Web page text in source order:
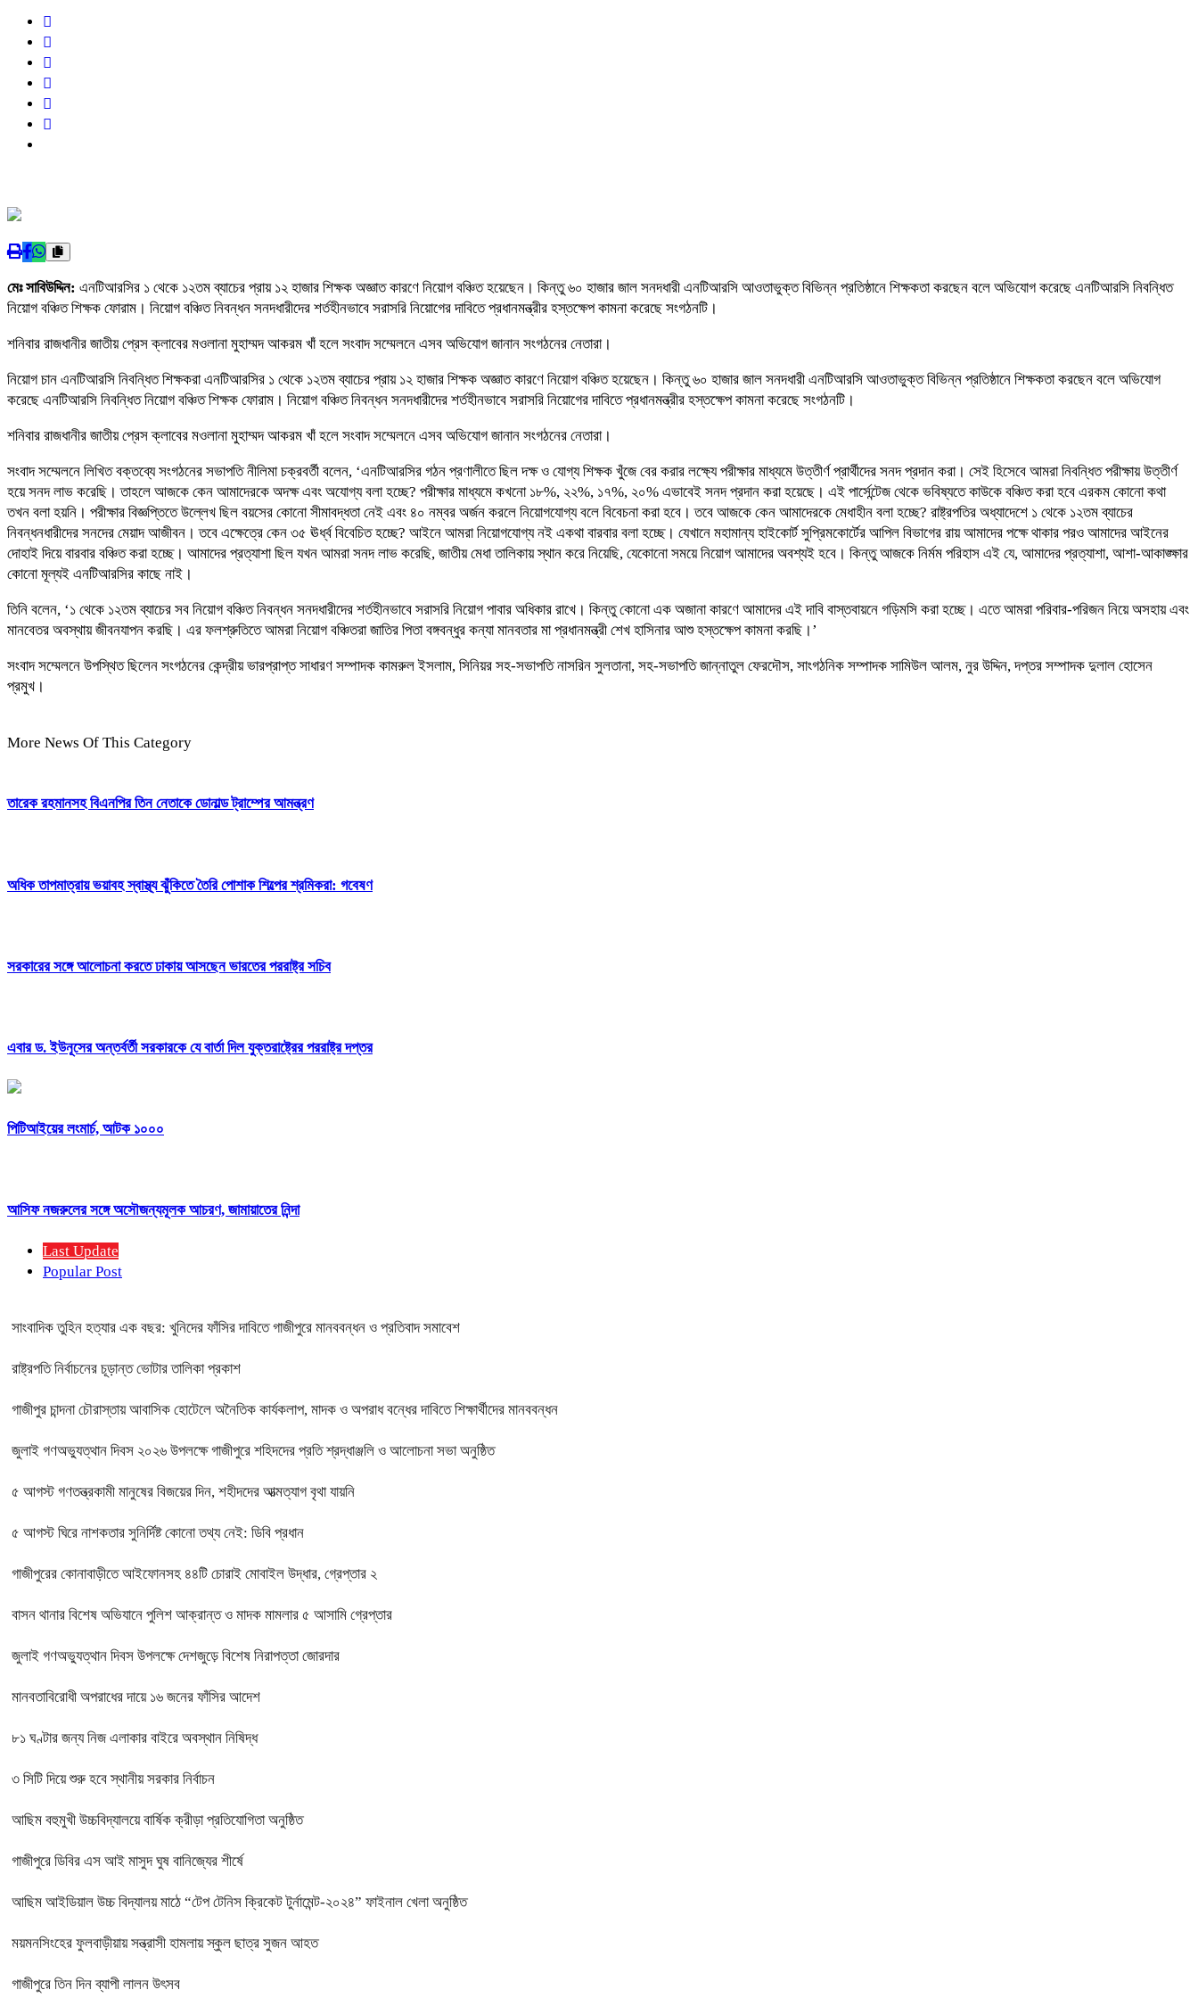
মেঃ সাবিউদ্দিন: এনটিআরসির ১ থেকে ১২তম ব্যাচের প্রায় ১২ হাজার শিক্ষক অজ্ঞাত কারণে নিয়োগ বঞ্চিত হয়েছেন। কিন্তু ৬০ হাজার জাল সনদধারী এনটিআরসি আওতাভুক্ত বিভিন্ন প্রতিষ্ঠানে শিক্ষকতা করছেন বলে অভিযোগ করেছে এনটিআরসি নিবন্ধিত
নিয়োগ বঞ্চিত শিক্ষক ফোরাম। নিয়োগ বঞ্চিত নিবন্ধন সনদধারীদের শর্তহীনভাবে সরাসরি নিয়োগের দাবিতে প্রধানমন্ত্রীর হস্তক্ষেপ কামনা করেছে সংগঠনটি।
শনিবার রাজধানীর জাতীয় প্রেস ক্লাবের মওলানা মুহাম্মদ আকরম খাঁ হলে সংবাদ সম্মেলনে এসব অভিযোগ জানান সংগঠনের নেতারা।
নিয়োগ চান এনটিআরসি নিবন্ধিত শিক্ষকরা এনটিআরসির ১ থেকে ১২তম ব্যাচের প্রায় ১২ হাজার শিক্ষক অজ্ঞাত কারণে নিয়োগ বঞ্চিত হয়েছেন। কিন্তু ৬০ হাজার জাল সনদধারী এনটিআরসি আওতাভুক্ত বিভিন্ন প্রতিষ্ঠানে শিক্ষকতা করছেন বলে অভিযোগ
করেছে এনটিআরসি নিবন্ধিত নিয়োগ বঞ্চিত শিক্ষক ফোরাম। নিয়োগ বঞ্চিত নিবন্ধন সনদধারীদের শর্তহীনভাবে সরাসরি নিয়োগের দাবিতে প্রধানমন্ত্রীর হস্তক্ষেপ কামনা করেছে সংগঠনটি।
শনিবার রাজধানীর জাতীয় প্রেস ক্লাবের মওলানা মুহাম্মদ আকরম খাঁ হলে সংবাদ সম্মেলনে এসব অভিযোগ জানান সংগঠনের নেতারা।
সংবাদ সম্মেলনে লিখিত বক্তব্যে সংগঠনের সভাপতি নীলিমা চক্রবর্তী বলেন, ‘এনটিআরসির গঠন প্রণালীতে ছিল দক্ষ ও যোগ্য শিক্ষক খুঁজে বের করার লক্ষ্যে পরীক্ষার মাধ্যমে উত্তীর্ণ প্রার্থীদের সনদ প্রদান করা। সেই হিসেবে আমরা নিবন্ধিত পরীক্ষায় উত্তীর্ণ
হয়ে সনদ লাভ করেছি। তাহলে আজকে কেন আমাদেরকে অদক্ষ এবং অযোগ্য বলা হচ্ছে? পরীক্ষার মাধ্যমে কখনো ১৮%, ২২%, ১৭%, ২০% এভাবেই সনদ প্রদান করা হয়েছে। এই পার্সেন্টেজ থেকে ভবিষ্যতে কাউকে বঞ্চিত করা হবে এরকম কোনো কথা
তখন বলা হয়নি। পরীক্ষার বিজ্ঞপ্তিতে উল্লেখ ছিল বয়সের কোনো সীমাবদ্ধতা নেই এবং ৪০ নম্বর অর্জন করলে নিয়োগযোগ্য বলে বিবেচনা করা হবে। তবে আজকে কেন আমাদেরকে মেধাহীন বলা হচ্ছে? রাষ্ট্রপতির অধ্যাদেশে ১ থেকে ১২তম ব্যাচের
নিবন্ধনধারীদের সনদের মেয়াদ আজীবন। তবে এক্ষেত্রে কেন ৩৫ ঊর্ধ্ব বিবেচিত হচ্ছে? আইনে আমরা নিয়োগযোগ্য নই একথা বারবার বলা হচ্ছে। যেখানে মহামান্য হাইকোর্ট সুপ্রিমকোর্টের আপিল বিভাগের রায় আমাদের পক্ষে থাকার পরও আমাদের আইনের
দোহাই দিয়ে বারবার বঞ্চিত করা হচ্ছে। আমাদের প্রত্যাশা ছিল যখন আমরা সনদ লাভ করেছি, জাতীয় মেধা তালিকায় স্থান করে নিয়েছি, যেকোনো সময়ে নিয়োগ আমাদের অবশ্যই হবে। কিন্তু আজকে নির্মম পরিহাস এই যে, আমাদের প্রত্যাশা, আশা-আকাঙ্ক্ষার
কোনো মূল্যই এনটিআরসির কাছে নাই।
তিনি বলেন, ‘১ থেকে ১২তম ব্যাচের সব নিয়োগ বঞ্চিত নিবন্ধন সনদধারীদের শর্তহীনভাবে সরাসরি নিয়োগ পাবার অধিকার রাখে। কিন্তু কোনো এক অজানা কারণে আমাদের এই দাবি বাস্তবায়নে গড়িমসি করা হচ্ছে। এতে আমরা পরিবার-পরিজন নিয়ে অসহায় এবং
মানবেতর অবস্থায় জীবনযাপন করছি। এর ফলশ্রুতিতে আমরা নিয়োগ বঞ্চিতরা জাতির পিতা বঙ্গবন্ধুর কন্যা মানবতার মা প্রধানমন্ত্রী শেখ হাসিনার আশু হস্তক্ষেপ কামনা করছি।’
সংবাদ সম্মেলনে উপস্থিত ছিলেন সংগঠনের কেন্দ্রীয় ভারপ্রাপ্ত সাধারণ সম্পাদক কামরুল ইসলাম, সিনিয়র সহ-সভাপতি নাসরিন সুলতানা, সহ-সভাপতি জান্নাতুল ফেরদৌস, সাংগঠনিক সম্পাদক সামিউল আলম, নুর উদ্দিন, দপ্তর সম্পাদক দুলাল হোসেন
প্রমুখ।
More News Of This Category
তারেক রহমানসহ বিএনপির তিন নেতাকে ডোনাল্ড ট্রাম্পের আমন্ত্রণ
অধিক তাপমাত্রায় ভয়াবহ স্বাস্থ্য ঝুঁকিতে তৈরি পোশাক শিল্পের শ্রমিকরা: গবেষণ
সরকারের সঙ্গে আলোচনা করতে ঢাকায় আসছেন ভারতের পররাষ্ট্র সচিব
এবার ড. ইউনূসের অন্তর্বর্তী সরকারকে যে বার্তা দিল যুক্তরাষ্ট্রের পররাষ্ট্র দপ্তর
পিটিআইয়ের লংমার্চ, আটক ১০০০
আসিফ নজরুলের সঙ্গে অসৌজন্যমূলক আচরণ, জামায়াতের নিন্দা
Last Update
Popular Post
সাংবাদিক তুহিন হত্যার এক বছর: খুনিদের ফাঁসির দাবিতে গাজীপুরে মানববন্ধন ও প্রতিবাদ সমাবেশ
রাষ্ট্রপতি নির্বাচনের চূড়ান্ত ভোটার তালিকা প্রকাশ
গাজীপুর চান্দনা চৌরাস্তায় আবাসিক হোটেলে অনৈতিক কার্যকলাপ, মাদক ও অপরাধ বন্ধের দাবিতে শিক্ষার্থীদের মানববন্ধন
জুলাই গণঅভ্যুত্থান দিবস ২০২৬ উপলক্ষে গাজীপুরে শহিদদের প্রতি শ্রদ্ধাঞ্জলি ও আলোচনা সভা অনুষ্ঠিত
৫ আগস্ট গণতন্ত্রকামী মানুষের বিজয়ের দিন, শহীদদের আত্মত্যাগ বৃথা যায়নি
৫ আগস্ট ঘিরে নাশকতার সুনির্দিষ্ট কোনো তথ্য নেই: ডিবি প্রধান
গাজীপুরের কোনাবাড়ীতে আইফোনসহ ৪৪টি চোরাই মোবাইল উদ্ধার, গ্রেপ্তার ২
বাসন থানার বিশেষ অভিযানে পুলিশ আক্রান্ত ও মাদক মামলার ৫ আসামি গ্রেপ্তার
জুলাই গণঅভ্যুত্থান দিবস উপলক্ষে দেশজুড়ে বিশেষ নিরাপত্তা জোরদার
মানবতাবিরোধী অপরাধের দায়ে ১৬ জনের ফাঁসির আদেশ
৮১ ঘণ্টার জন্য নিজ এলাকার বাইরে অবস্থান নিষিদ্ধ
৩ সিটি দিয়ে শুরু হবে স্থানীয় সরকার নির্বাচন
আছিম বহুমুখী উচ্চবিদ্যালয়ে বার্ষিক ক্রীড়া প্রতিযোগিতা অনুষ্ঠিত
গাজীপুরে ডিবির এস আই মাসুদ ঘুষ বানিজ্যের শীর্ষে
আছিম আইডিয়াল উচ্চ বিদ্যালয় মাঠে “টেপ টেনিস ক্রিকেট টুর্নামেন্ট-২০২৪” ফাইনাল খেলা অনুষ্ঠিত
ময়মনসিংহের ফুলবাড়ীয়ায় সন্ত্রাসী হামলায় স্কুল ছাত্র সুজন আহত
গাজীপুরে তিন দিন ব্যাপী লালন উৎসব